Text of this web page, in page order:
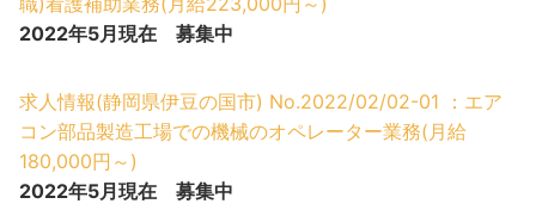
2022年5月現在 募集中
求人情報(静岡県伊豆の国市) No.2022/02/02-01 ：エア
コン部品製造工場での機械のオペレーター業務(月給
180,000円～)
2022年5月現在 募集中